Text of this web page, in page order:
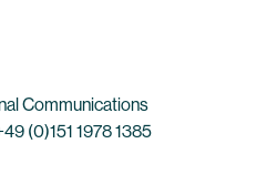
Communications
(0)151 1978 1385